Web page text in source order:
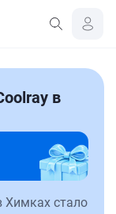
в
Химках стало